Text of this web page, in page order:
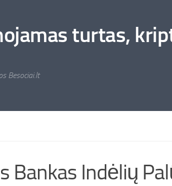
turtas,
Besociai.lt
Bankas Indėlių